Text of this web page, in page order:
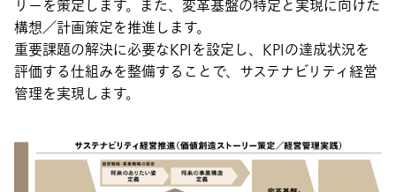
リーを策定します。また、変革基盤の特定と実現に向けた
構想／計画策定を推進します。
重要課題の解決に必要なKPIを設定し、KPIの達成状況を
評価する仕組みを整備することで、サステナビリティ経営
管理を実現します。